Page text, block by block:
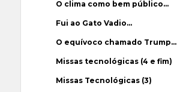
O clima como bem público…
Fui ao Gato Vadio…
O equívoco chamado Trump…
Missas tecnológicas (4 e fim)
Missas Tecnológicas (3)